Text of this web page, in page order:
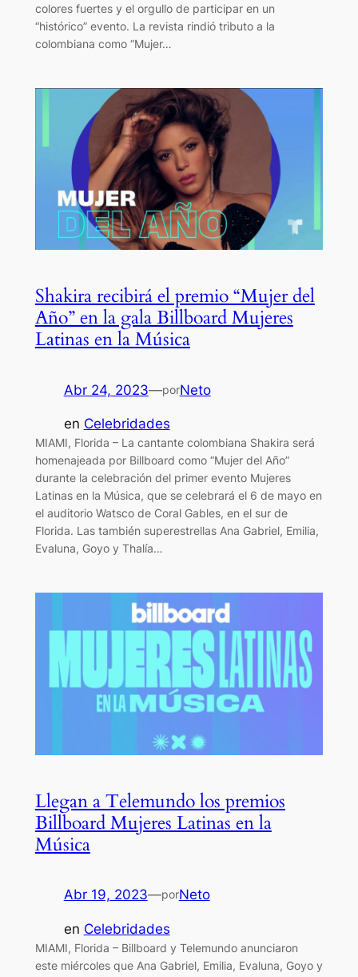
colores fuertes y el orgullo de participar en un
“histórico” evento. La revista rindió tributo a la
colombiana como “Mujer…
Shakira recibirá el premio “Mujer del
Año” en la gala Billboard Mujeres
Latinas en la Música
Abr 24, 2023—porNeto
en Celebridades
MIAMI, Florida – La cantante colombiana Shakira será
homenajeada por Billboard como “Mujer del Año”
durante la celebración del primer evento Mujeres
Latinas en la Música, que se celebrará el 6 de mayo en
el auditorio Watsco de Coral Gables, en el sur de
Florida. Las también superestrellas Ana Gabriel, Emilia,
Evaluna, Goyo y Thalía…
Llegan a Telemundo los premios
Billboard Mujeres Latinas en la
Música
Abr 19, 2023—porNeto
en Celebridades
MIAMI, Florida – Billboard y Telemundo anunciaron
este miércoles que Ana Gabriel, Emilia, Evaluna, Goyo y